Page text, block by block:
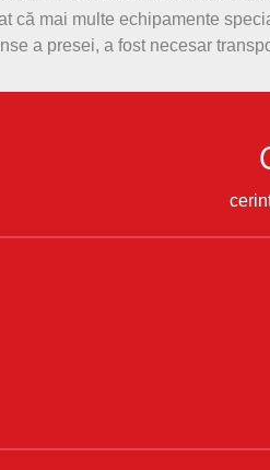
că mai multe echipamente
a presei, a fost necesar